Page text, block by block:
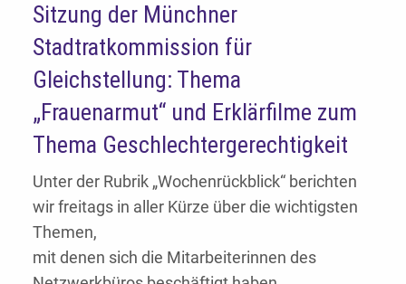
Sitzung der Münchner
Stadtratkommission für
Gleichstellung: Thema
„Frauenarmut“ und Erklärfilme zum
Thema Geschlechtergerechtigkeit
Unter der Rubrik „Wochenrückblick“ berichten
wir freitags in aller Kürze über die wichtigsten
Themen,
mit denen sich die Mitarbeiterinnen des